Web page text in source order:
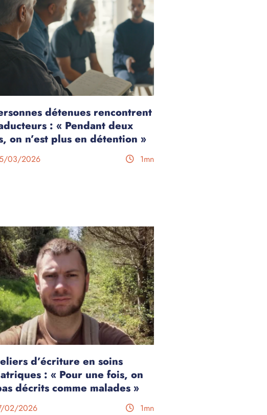
détenues rencontrent
: « Pendant deux
on n’est plus en détention »
03/2026 1mn
d’écriture en soins
: « Pour une fois, on
décrits comme malades »
02/2026 1mn